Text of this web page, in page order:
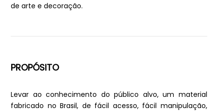
de arte e decoração.
PROPÓSITO
Levar ao conhecimento do público alvo, um material
fabricado no Brasil, de fácil acesso, fácil manipulação,